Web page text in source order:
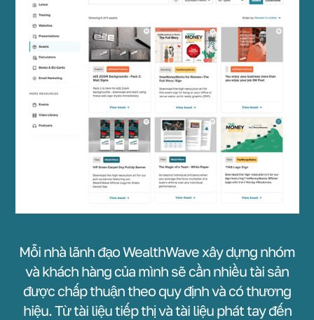
Mỗi nhà lãnh đạo WealthWave xây dựng nhóm
và khách hàng của mình sẽ cần nhiều tài sản
được chấp thuận theo quy định và có thương
hiệu. Từ tài liệu tiếp thị và tài liệu phát tay đến